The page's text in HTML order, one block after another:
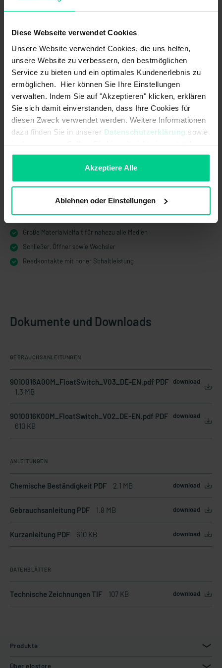
Diese Webseite verwendet Cookies
Unsere Website verwendet Cookies, die uns helfen,
unsere Website zu verbessern, den bestmöglichen
Service zu bieten und ein optimales Kundenerlebnis zu
ermöglichen. Hier können Sie Ihre Einstellungen
verwalten. Indem Sie auf "Akzeptieren" klicken, erklären
Sie sich damit einverstanden, dass Ihre Cookies für
diesen Zweck verwendet werden. Weitere Informationen
dazu finden Sie in unserer Datenschutzerklärung sowie
imImpressum. Sollten Sie hiermit nicht einverstanden
sein, können Sie die Verwendung von Cookies hier
Akzeptiere Alle
Ablehnen oder Einstellungen
Reedkontakts. Die Schwimmerschalter arbeiten
Einsatz von Reedkontakten. Zudem überzeugen sie durch
Inbetriebnahme und Betriebskosten sind minimal. Aus
diesem Grund ermöglichen die Miniaturschwimmerschalter
ein sehr breites Anwendungsspektrum von
unterschiedlichsten industriellen Anwendungen.
Produktmerkmale
Hohe Lebensdauer durch verschleißfreie Reedkontakt Technologie
Verschiedene Bauformen – gerade und gewinkelte Ausführungen
Wahl zwischen Kabelabgang, Pigtail oder M12-Stecker
Große Materialvielfalt für nahezu alle Medien
Schließer, Öffner sowie Wechsler
Reedkontakte mit hoher Schaltleistung
Dokumente und Downloads
GEBRAUCHSANLEITUNGEN
9010016A00M_FloatSwitch_V03_DE-EN.pdf PDF
1.3 MB
download
9010016K00M_FloatSwitch_V02_DE-EN.pdf PDF
610 KB
download
ANLEITUNGEN
Chemische Beständigkeit PDF 2.1 MB download
Gebrauchsanleitung PDF 1.8 MB download
Kurzanleitung PDF 610 KB download
DATENBLÄTTER
Technische Zeichnungen TIF 107 KB download
Produkte
Über elostore